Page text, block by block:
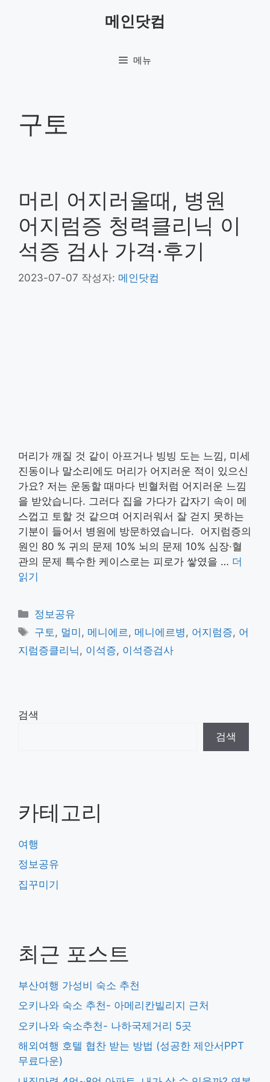
메인닷컴
메뉴
구토
머리 어지러울때, 병원
어지럼증 청력클리닉 이
석증 검사 가격·후기
2023-07-07 작성자: 메인닷컴
머리가 깨질 것 같이 아프거나 빙빙 도는 느낌, 미세
진동이나 말소리에도 머리가 어지러운 적이 있으신
가요? 저는 운동할 때마다 빈혈처럼 어지러운 느낌
을 받았습니다. 그러다 집을 가다가 갑자기 속이 메
스껍고 토할 것 같으며 어지러워서 잘 걷지 못하는
기분이 들어서 병원에 방문하였습니다. 어지럼증의
원인 80 % 귀의 문제 10% 뇌의 문제 10% 심장·혈
관의 문제 특수한 케이스로는 피로가 쌓였을 … 더
읽기
카
테
고
리
정보공유
태
그
구토 , 멀미 , 메니에르 , 메니에르병 , 어지럼증, 어
지럼증클리닉 , 이석증, 이석증검사
검색
검색
카테고리
여행
정보공유
집꾸미기
최근 포스트
부산여행 가성비 숙소 추천
오키나와 숙소 추천- 아메리칸빌리지 근처
오키나와 숙소추천- 나하국제거리 5곳
해외여행 호텔 협찬 받는 방법 (성공한 제안서PPT
무료다운)